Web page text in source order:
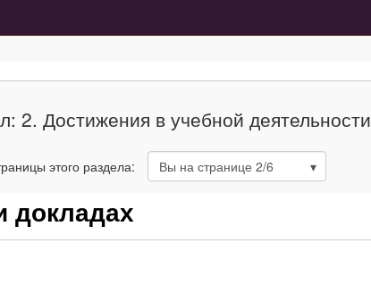
2. Достижения в учебной деятельности
этого раздела: Вы на странице 2/6
докладах